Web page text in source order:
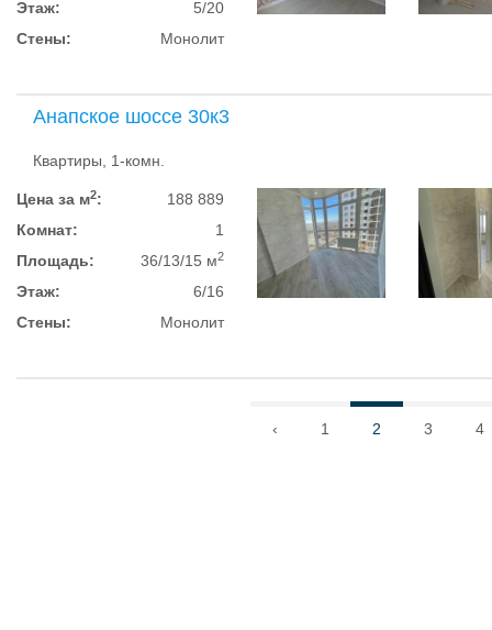
Этаж:
5/20
Стены:
Монолит
Анапское шоссе 30к3
Квартиры, 1-комн.
Цена за м2:
188 889
Комнат:
1
Площадь:
36/13/15 м2
Этаж:
6/16
Стены:
Монолит
‹ 1 2 3 4